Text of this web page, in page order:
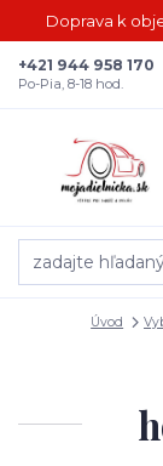
Doprava k
+421 944 958 170
Po-Pia, 8-18 hod.
Úvod